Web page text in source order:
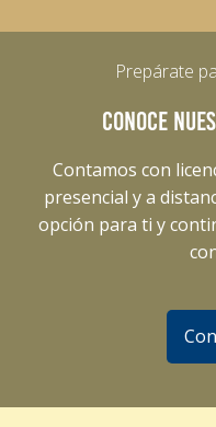
Prepárate
CONOCE
Contamos con
presencial y a
opción para ti y